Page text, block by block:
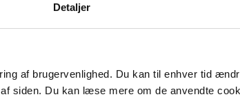
Detaljer
af brugervenlighed. Du kan til enhver tid
siden. Du kan læse mere om de anvendte